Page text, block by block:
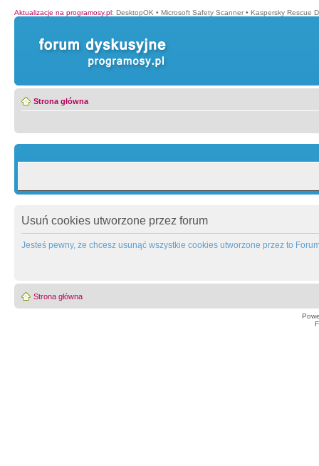
Aktualizacje na programosy.pl: DesktopOK • Microsoft Safety Scanner • Kaspersky Rescue
Strona główna
Usuń cookies utworzone przez forum
Jesteś pewny, że chcesz usunąć wszystkie cookies utworzone przez to
Strona główna